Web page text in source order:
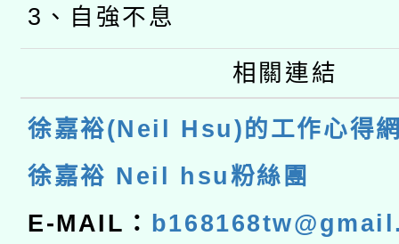
3、自強不息
相關連結
徐嘉裕(Neil Hsu)的工作心得
徐嘉裕 Neil hsu粉絲團
E-MAIL：